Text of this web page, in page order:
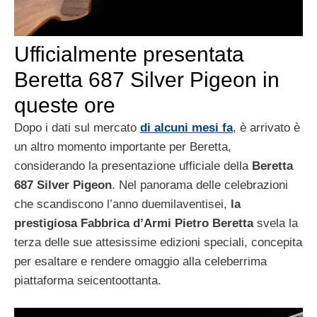
Ufficialmente presentata
Beretta 687 Silver Pigeon in
queste ore
Dopo i dati sul mercato di alcuni mesi fa, è arrivato è
un altro momento importante per Beretta,
considerando la presentazione ufficiale della Beretta
687 Silver Pigeon. Nel panorama delle celebrazioni
che scandiscono l’anno duemilaventisei, la
prestigiosa Fabbrica d’Armi Pietro Berettasvela la
terza delle sue attesissime edizioni speciali, concepita
per esaltare e rendere omaggio alla celeberrima
piattaforma seicentoottanta.